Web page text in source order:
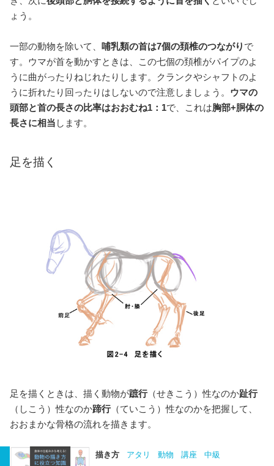
ょう。
一部の動物を除いて、 哺乳類の首は7個の頚椎のつながり で
す。ウマが首を動かすときは、この七個の頚椎がパイプのよ
うに曲がったりねじれたりします。クランクやシャフトのよ
うに折れたり回ったりはしないので注意しましょう。 ウマの
頭部と首の長さの比率はおおむね1：1で、これは胸部+胴体の
長さに相当 します。
足を描く
足を描くときは、描く動物が蹠行（せきこう）性なのか趾行
（しこう）性なのか蹄行（ていこう）性なのかを把握して、
おおまかな骨格の流れを描きます。
描き方 アタリ 動物 講座 中級